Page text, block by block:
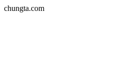
chungta.com